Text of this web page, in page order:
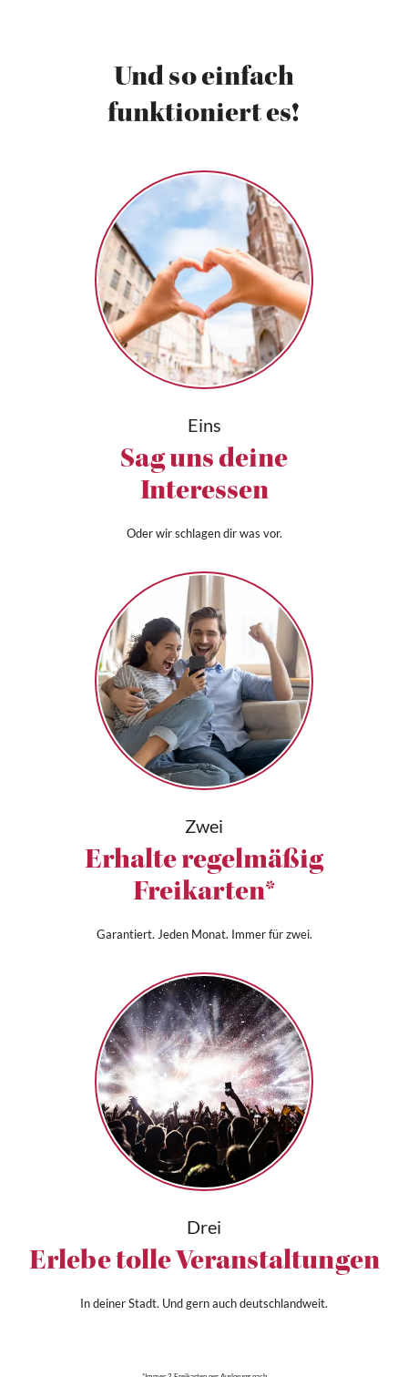
Und so einfach
funktioniert es!
Eins
Sag uns deine
Interessen
Oder wir schlagen dir was vor.
Zwei
Erhalte regelmäßig
Freikarten*
Garantiert. Jeden Monat. Immer für zwei.
Drei
Erlebe tolle Veranstaltungen
In deiner Stadt. Und gern auch deutschlandweit.